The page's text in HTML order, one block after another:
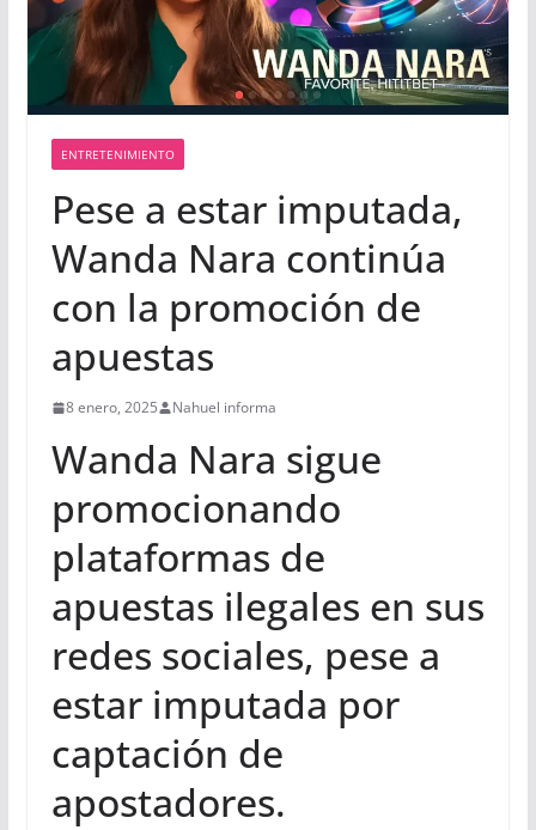
ENTRETENIMIENTO
Pese a estar imputada,
Wanda Nara continúa
con la promoción de
apuestas
8 enero, 2025 Nahuel informa
Wanda Nara sigue
promocionando
plataformas de
apuestas ilegales en sus
redes sociales, pese a
estar imputada por
captación de
apostadores.